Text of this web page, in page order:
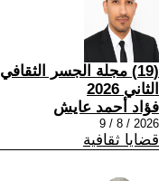
(19) مجلة الجسر
الثاني 2026
فؤاد أحمد عايش
2026 / 8 / 9
قضايا ثقافية